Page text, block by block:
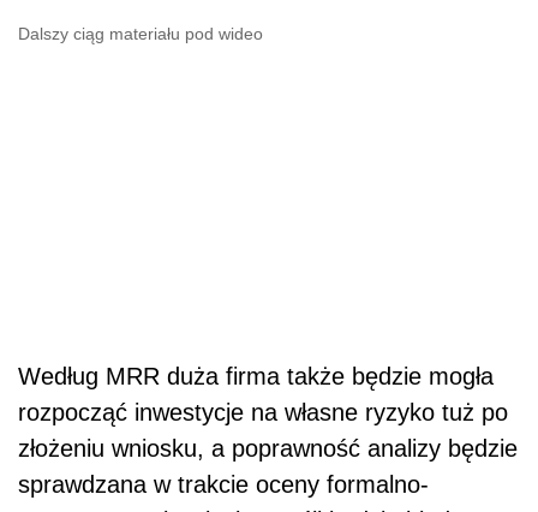
Dalszy ciąg materiału pod wideo
Według MRR duża firma także będzie mogła
rozpocząć inwestycje na własne ryzyko tuż po
złożeniu wniosku, a poprawność analizy będzie
sprawdzana w trakcie oceny formalno-